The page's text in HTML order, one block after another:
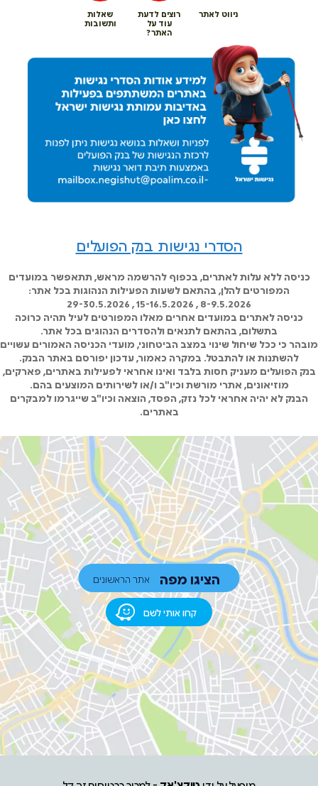
ניווט לאתר
רוצים לדעת
עוד על
האתר?
שאלות
ותשובות
הסדרי נגישות בנק הפועלים
כניסה ללא עלות לאתרים, בכפוף להרשמה מראש, תתאפשר במועדים
המפורטים להלן, בהתאם לשעות הפעילות הנהוגות בכל אתר:
8-9.5.2026 , 15-16.5.2026 , 29-30.5.2026
כניסה לאתרים במועדים אחרים מאלו המפורטים לעיל תהיה כרוכה
בתשלום, בהתאם לתנאים ולהסדרים הנהוגים בכל אתר.
מובהר כי ככל שיחול שינוי במצב הביטחוני, מועדי הכניסה האמורים עשויים
להשתנות או להתבטל. במקרה כאמור, עדכון יפורסם באתר הבנק.
בנק הפועלים מעניק חסות בלבד ואינו אחראי לפעילות באתרים, פארקים,
מוזיאונים, אתרי מורשת וכיו"ב ו/או לשירותים המוצעים בהם.
הבנק לא יהיה אחראי לכל נזק, הפסד, הוצאה וכיו"ב שייגרמו למבקרים
באתרים.
קחו אותי לשם
הציגו מפה אתר הראשונים